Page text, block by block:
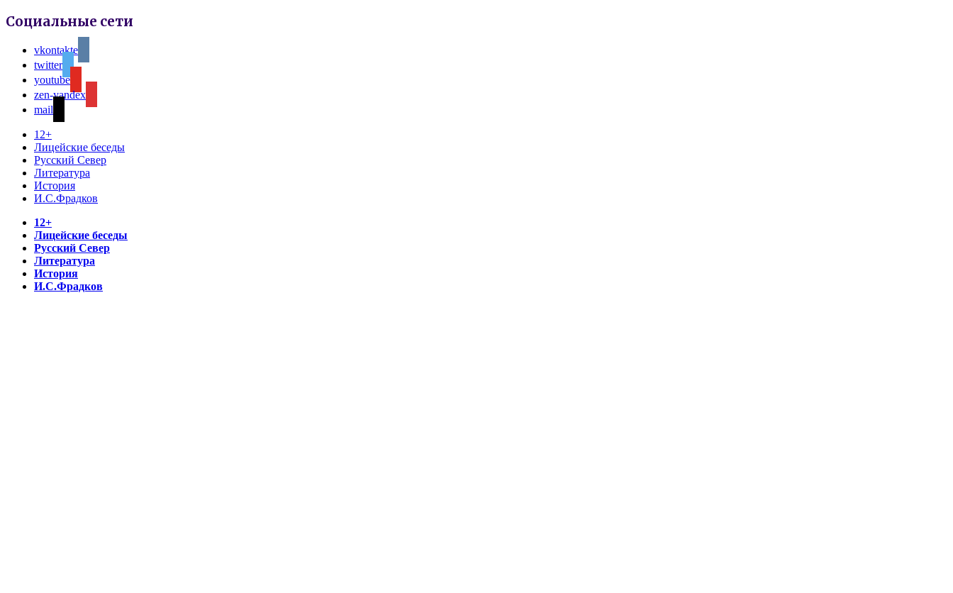
Социальные сети
vkontakte
twitter
youtube
zen-yandex
mail
12+
Лицейские беседы
Русский Север
Литература
История
И.С.Фрадков
12+
Лицейские беседы
Русский Север
Литература
История
И.С.Фрадков